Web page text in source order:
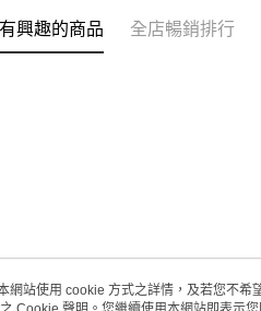
興趣的商品 全店暢銷排行
網站使用 cookie 方式之詳情，及若您不